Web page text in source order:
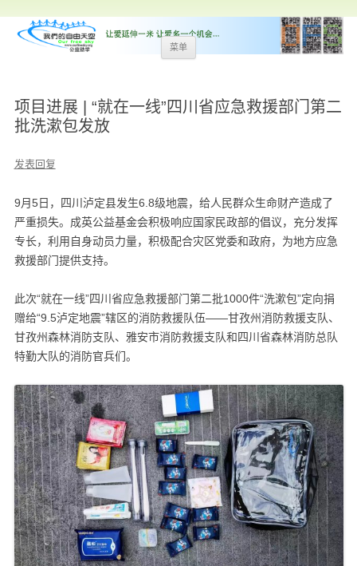
菜单
跳
至
项目进展 | “就在一线”四川省应急救援部门第二
批洗漱包发放
发表回复
9月5日，四川泸定县发生6.8级地震，给人民群众生命财产造成了
严重损失。成英公益基金会积极响应国家民政部的倡议，充分发挥
专长，利用自身动员力量，积极配合灾区党委和政府，为地方应急
救援部门提供支持。
此次“就在一线”四川省应急救援部门第二批1000件“洗漱包”定向捐
赠给“9.5泸定地震”辖区的消防救援队伍——甘孜州消防救援支队、
甘孜州森林消防支队、雅安市消防救援支队和四川省森林消防总队
特勤大队的消防官兵们。